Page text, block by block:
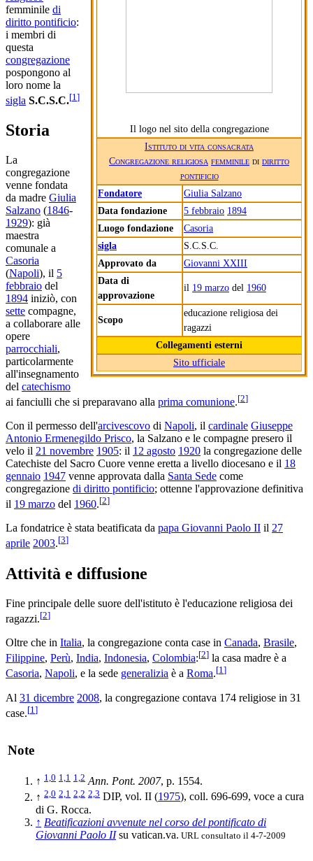
Il logo nel sito della congregazione
Istituto di vita consacrata
Congregazione religiosa femminile di diritto
pontificio
Fondatore
Giulia Salzano
Data fondazione
5 febbraio 1894
Luogo fondazione
Casoria
sigla
S.C.S.C.
Approvato da
Giovanni XXIII
Data di
approvazione
il 19 marzo del 1960
Scopo
educazione religiosa dei
ragazzi
Collegamenti esterni
Sito ufficiale
femminile di
diritto pontificio:
i membri di
questa
congregazione
pospongono al
loro nome la
sigla S.C.S.C.[1 ]
Storia
La
congregazione
venne fondata
da madre Giulia
Salzano (1846-
1929): già
maestra
comunale a
Casoria
(Napoli), il 5
febbraio del
1894 iniziò, con
sette compagne,
a collaborare alle
opere
parrocchiali,
particolarmente
all'insegnamento
del catechismo
ai fanciulli che si preparavano alla prima comunione.[2]
Con il permesso dell'arcivescovo di Napoli, il cardinale Giuseppe
Antonio Ermenegildo Prisco, la Salzano e le compagne presero il
velo il 21 novembre 1905: il 12 agosto 1920 la congregazione delle
Catechiste del Sacro Cuore venne eretta a livello diocesano e il 18
gennaio 1947 venne approvata dalla Santa Sede come
congregazione di diritto pontificio; ottenne l'approvazione definitiva
il 19 marzo del 1960.[2]
La fondatrice è stata beatificata da papa Giovanni Paolo II il 27
aprile 2003.[3]
Attività e diffusione
Fine principale delle suore dell'istituto è l'educazione religiosa dei
ragazzi.[2]
Oltre che in Italia, la congregazione conta case in Canada, Brasile,
Filippine, Perù, India, Indonesia, Colombia:[2] la casa madre è a
Casoria, Napoli, e la sede generalizia è a Roma.[1]
Al 31 dicembre 2008, la congregazione contava 174 religiose in 31
case.[1 ]
Note
↑ 1,0 1,1 1,2 Ann. Pont. 2007, p. 1554.
↑ 2,0 2,1 2,2 2,3 DIP, vol. II (1975), coll. 696-699, voce a cura
di G. Rocca.
↑ Beatificazioni avvenute nel corso del pontificato di
Giovanni Paolo II su vatican.va. URL consultato il 4-7-2009